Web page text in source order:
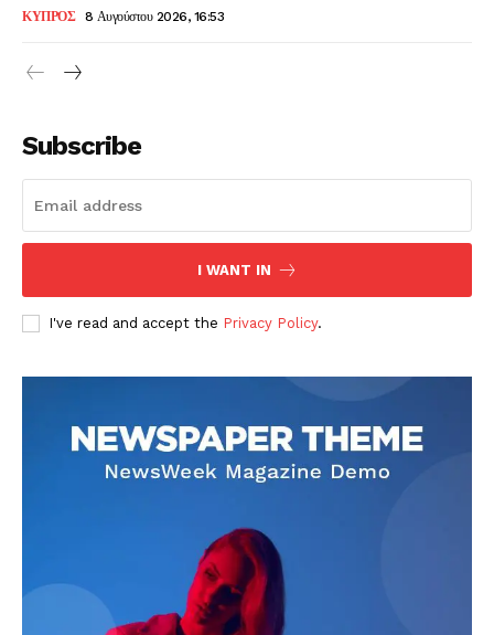
ΚΥΠΡΟΣ 8 Αυγούστου 2026, 16:53
Subscribe
I WANT IN
I've read and accept the Privacy Policy.